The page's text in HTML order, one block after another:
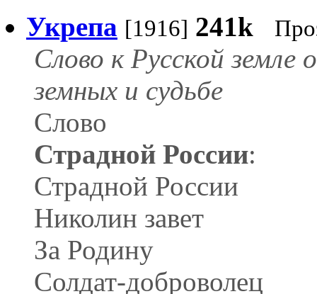
Укрепа [1916] 241k
Слово к Русской земле
земных и судьбе
Слово
Страдной России:
Страдной России
Николин завет
За Родину
Солдат-доброволец